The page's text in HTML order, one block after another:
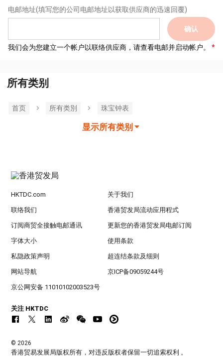
电邮地址(填写您的公司电邮地址以获取供应商的迅速回覆)
确认
我们会为您建立一个帐户以联络供应商，请查看电邮并启动帐户。
所有类别
首页 所有类別 珠宝钟表
显示所有类别
HKTDC.com 关于我们
联络我们 香港贸发局流动应用程式
订阅商贸全接触电邮通讯 更新您的香港贸发局电邮订阅
字体大小 使用条款
私隐政策声明 超连结条款及细则
网站导航 京ICP备09059244号
京公网安备 11010102003523号
关注 HKTDC
© 2026
香港贸易发展局版权所有，对违反版权者保留一切追索权利 。